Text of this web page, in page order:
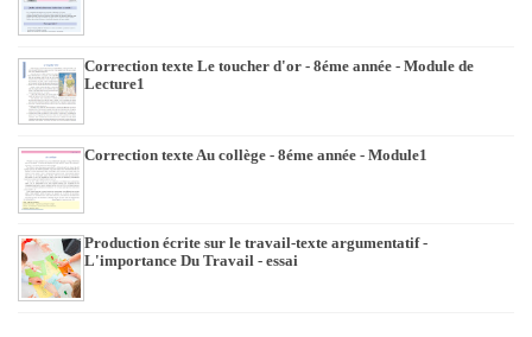
Correction texte Le toucher d'or - 8éme année - Module de
Lecture1
Correction texte Au collège - 8éme année - Module1
Production écrite sur le travail-texte argumentatif -
L'importance Du Travail - essai